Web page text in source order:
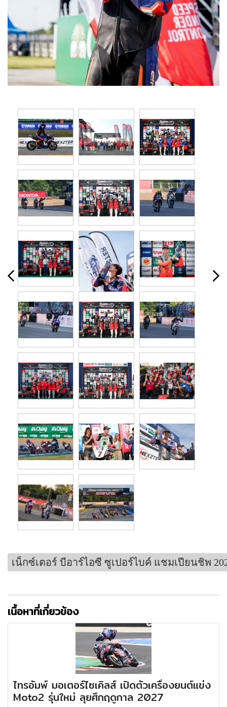
เน็กซ์เตอร์ บีอาร์ไอซี ซูเปอร์ไบค์ แชมเปียนชิพ
เนื้อหาที่เกี่ยวข้อง
ไทรอัมพ์ มอเตอร์ไซเคิลส์ เปิดตัวเครื่องยนต์แข่ง
Moto2 รุ่นใหม่ ลุยศึกฤดูกาล 2027